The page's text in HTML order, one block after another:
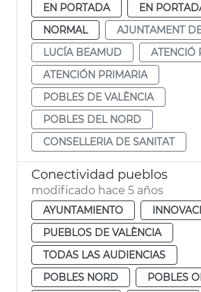
EN PORTADA
EN
NORMAL
AJUNTAMENT
LUCÍA BEAMUD
ATENCIÓ
ATENCIÓN PRIMARIA
POBLES DE VALÈNCIA
POBLES DEL NORD
CONSELLERIA DE SANITAT
Conectividad pueblos
modificado hace 5 años
AYUNTAMIENTO
PUEBLOS DE VALÈNCIA
TODAS LAS AUDIENCIAS
POBLES NORD
POBLES